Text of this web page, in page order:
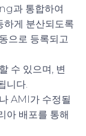
과 통합하여
하게 분산되도록
으로 등록되고
수 있으며, 변
니다.
AMI가 수정될
아 배포를 통해